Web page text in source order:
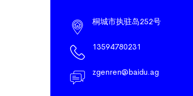
桐城市执驻岛252号
13594780231
zgenren@baidu.ag